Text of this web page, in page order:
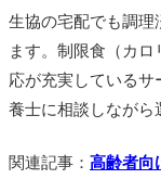
生協の宅配でも調理
ます。制限食（カ
応が充実している
養士に相談しながら
関連記事： 高齢者向